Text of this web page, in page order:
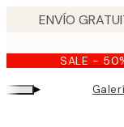
content.SALE -
▸